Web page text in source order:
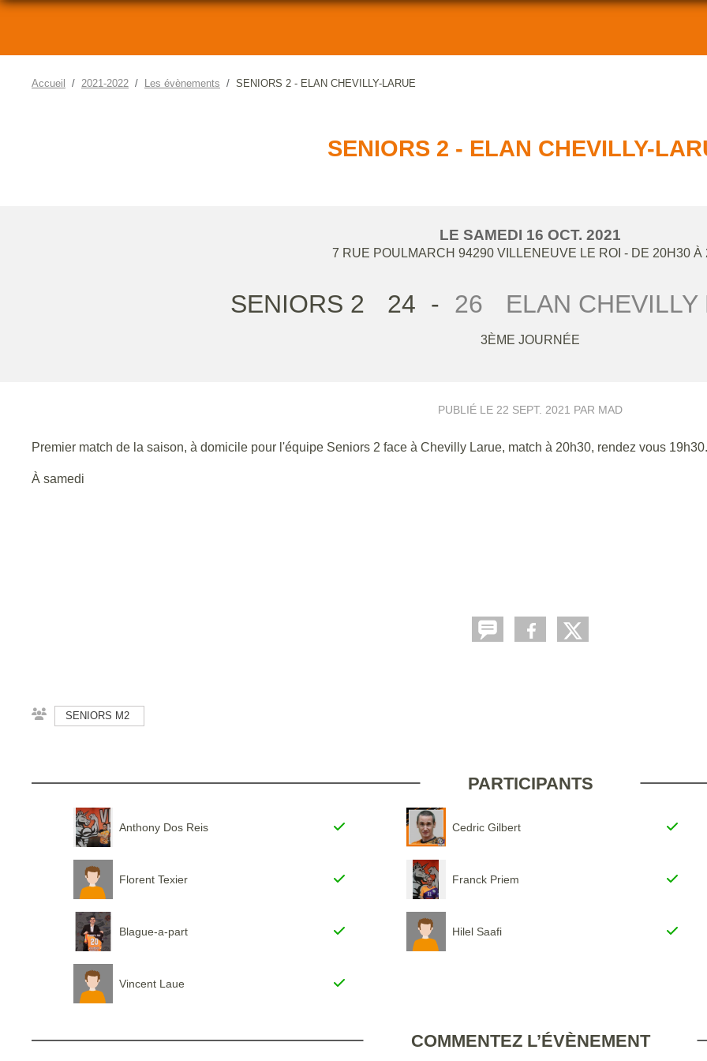
Accueil 2021-2022 Les évènements SENIORS 2 - ELAN CHEVILLY-LARUE
SENIORS 2 - ELAN CHEVILLY-
LE SAMEDI 16 OCT. 2021
7 RUE POULMARCH 94290 VILLENEUVE LE ROI - DE 20H30 À
SENIORS 2 24 - 26 ELAN
3ÈME JOURNÉE
PUBLIÉ LE 22 SEPT. 2021 PAR MAD
Premier match de la saison, à domicile pour l'équipe Seniors 2 face à Chevilly Larue, match à 20h30, rendez vous 19h30.
À samedi
SENIORS M2
PARTICIPANTS
Anthony Dos Reis Cedric Gilbert
Florent Texier Franck Priem
Blague-a-part Hilel Saafi
Vincent Laue
COMMENTEZ L’ÉVÈNEMENT